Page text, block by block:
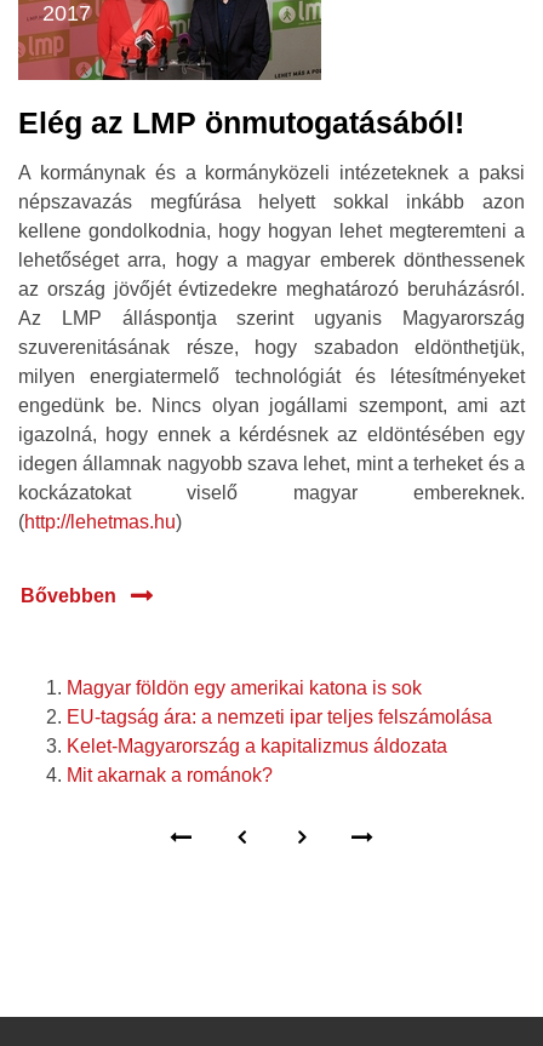
2017
Elég az LMP önmutogatásából!
A kormánynak és a kormányközeli intézeteknek a paksi
népszavazás megfúrása helyett sokkal inkább azon
kellene gondolkodnia, hogy hogyan lehet megteremteni a
lehetőséget arra, hogy a magyar emberek dönthessenek
az ország jövőjét évtizedekre meghatározó beruházásról.
Az LMP álláspontja szerint ugyanis Magyarország
szuverenitásának része, hogy szabadon eldönthetjük,
milyen energiatermelő technológiát és létesítményeket
engedünk be. Nincs olyan jogállami szempont, ami azt
igazolná, hogy ennek a kérdésnek az eldöntésében egy
idegen államnak nagyobb szava lehet, mint a terheket és a
kockázatokat viselő magyar embereknek.
(http://lehetmas.hu)
Bővebben
Magyar földön egy amerikai katona is sok
EU-tagság ára: a nemzeti ipar teljes felszámolása
Kelet-Magyarország a kapitalizmus áldozata
Mit akarnak a románok?